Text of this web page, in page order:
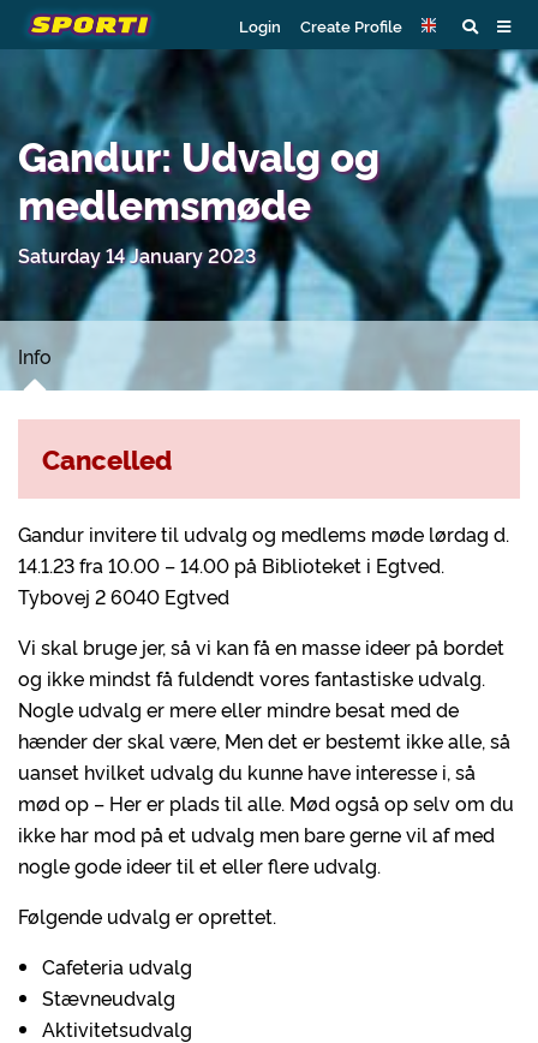
Login Create Profile
Gandur: Udvalg og
medlemsmøde
Saturday 14 January 2023
Info
Gandur invitere til udvalg og medlems møde lørdag d.
14.1.23 fra 10.00 – 14.00 på Biblioteket i Egtved.
Tybovej 2 6040 Egtved
Vi skal bruge jer, så vi kan få en masse ideer på bordet
og ikke mindst få fuldendt vores fantastiske udvalg.
Nogle udvalg er mere eller mindre besat med de
hænder der skal være, Men det er bestemt ikke alle, så
uanset hvilket udvalg du kunne have interesse i, så
mød op – Her er plads til alle. Mød også op selv om du
ikke har mod på et udvalg men bare gerne vil af med
nogle gode ideer til et eller flere udvalg.
Følgende udvalg er oprettet.
Cafeteria udvalg
Stævneudvalg
Aktivitetsudvalg
Cancelled